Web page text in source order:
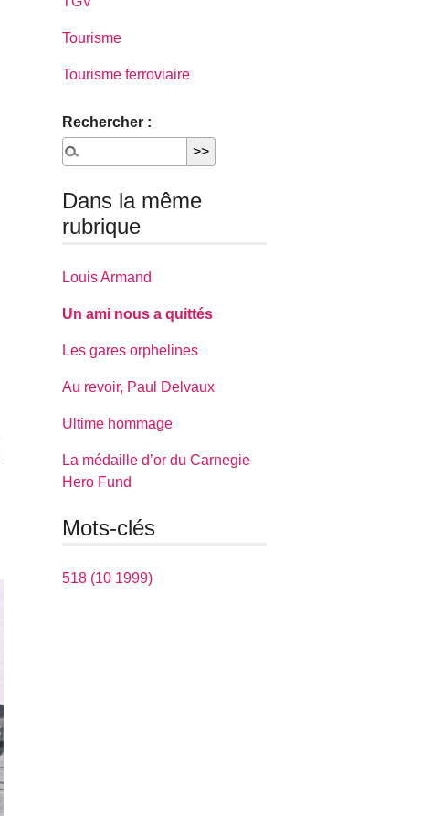
Tourisme
Tourisme ferroviaire
Rechercher :
Dans la même
rubrique
Louis Armand
Un ami nous a quittés
Les gares orphelines
Au revoir, Paul Delvaux
Ultime hommage
La médaille d’or du Carnegie
Hero Fund
Mots-clés
518 (10 1999)